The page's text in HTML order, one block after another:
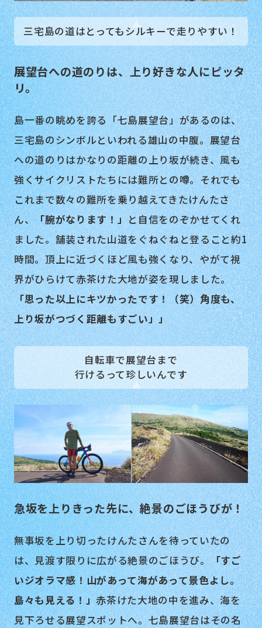
三宅島の道はとってもシルキーで走りやすい！
展望台への道のりは、上り好きな人にピッタ
リ。
島一番の眺めを誇る「七島展望台」があるのは、
三宅島のシンボルといわれる雄山の中腹。展望台
への道のりはかなりの距離の上り坂が続き、風も
強くサイクリストたちには難所との噂。それでも
これまで数々の難所を乗り越えてきたけんたさ
ん、「腕がなります！」と自信をのぞかせてくれ
ました。舗装された山道をぐねぐねと登ること約1
時間。頂上に近づくほど風も強くなり、やがて視
界がひらけて赤茶けた大地が姿を現しました。
「思った以上にキツかったです！（笑）角度も、
上り坂がつづく距離もすごい」」
自転車で展望台まで
行けるって珍しいんです
急坂を上りきった先に、絶景のごほうびが！
無事坂を上り切ったけんたさんを待っていたの
は、見渡す限りに広がる絶景のごほうび。「すご
いジオラマ感！山があって海があって景色よし。
島々も見える！」赤茶けた大地の中を進み、海を
見下ろせる展望スポットへ。七島展望台はその名